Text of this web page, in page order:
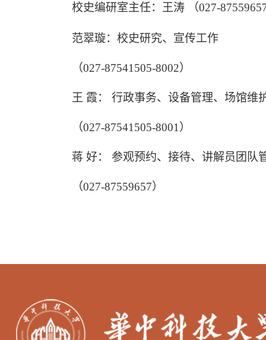
校史编研室主任：王涛 （027-
范翠璇：校史研究、宣传工作
（027-87541505-8002）
王 霞： 行政事务、设备管理、场馆维
（027-87541505-8001 ）
蒋 好： 参观预约、接待、讲解员团队
（027-87559657）